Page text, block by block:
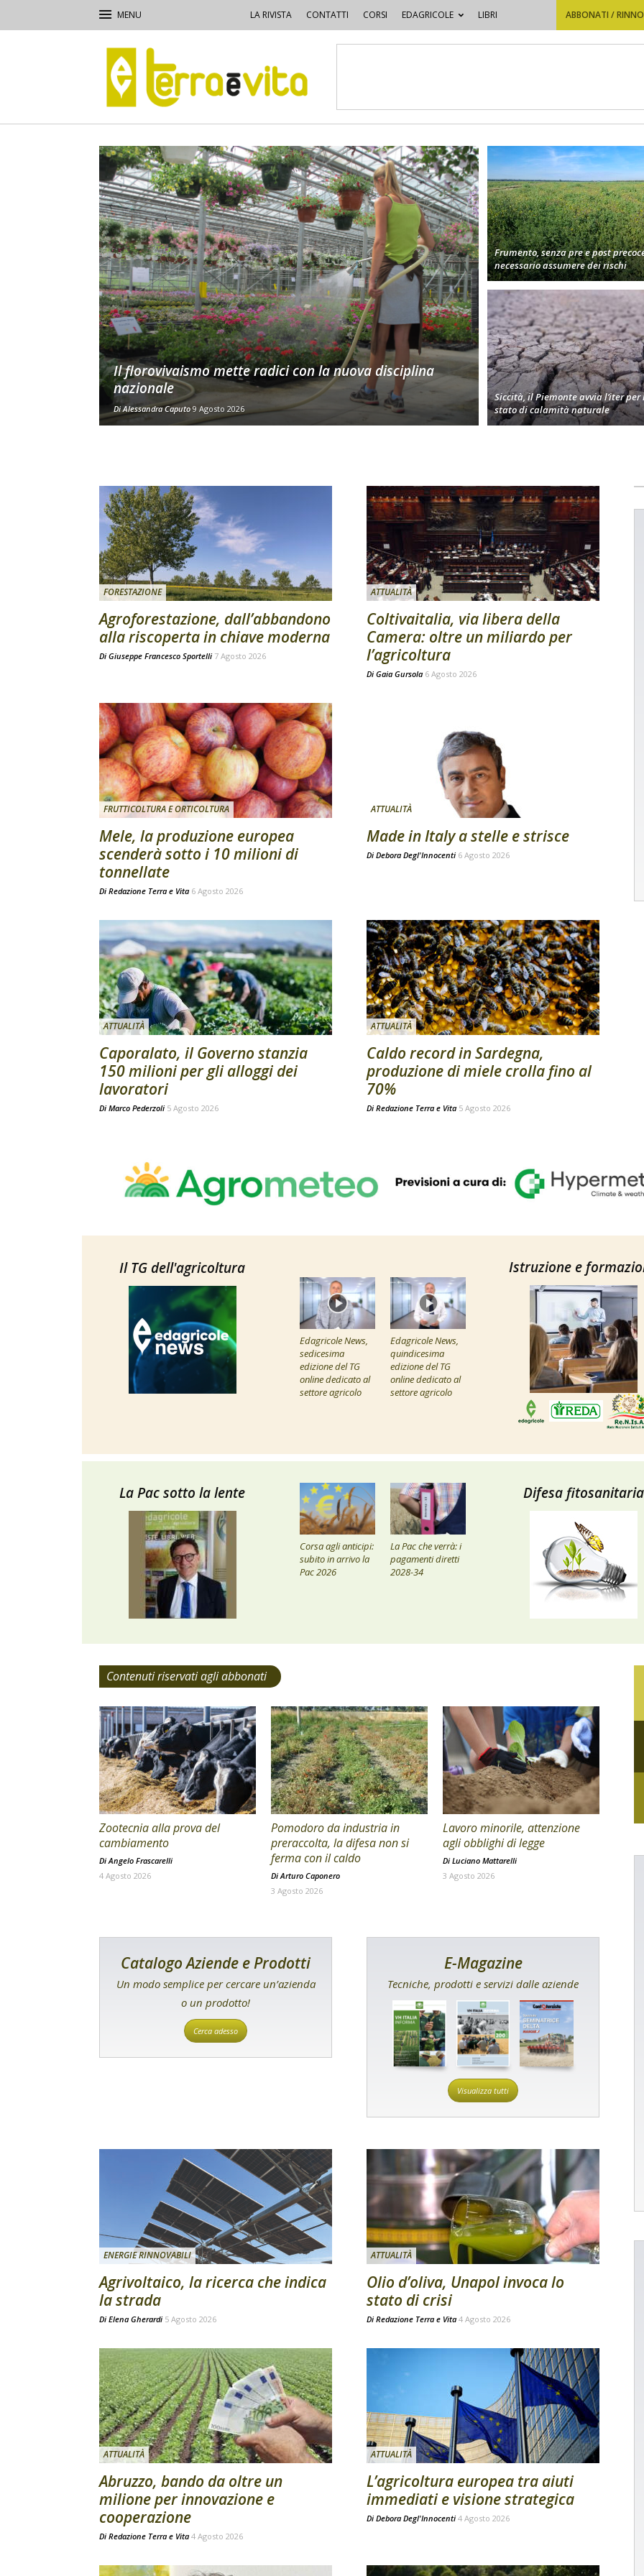
LA RIVISTA CONTATTI CORSI EDAGRICOLE LIBRI ABBONATI /
e
Vita
Il florovivaismo mette radici con la nuova disciplina
nazionale
DiAlessandra Caputo 9 Agosto 2026
Frumento, senza pre e post
necessario assumere dei rischi
Siccità, il Piemonte avvia l’iter per
stato di calamità naturale
FORESTAZIONE
Agroforestazione, dall’abbandono
alla riscoperta in chiave moderna
Di Giuseppe Francesco Sportelli 7 Agosto 2026
ATTUALITÀ
Coltivaitalia, via libera della
Camera: oltre un miliardo per
l’agricoltura
Di Gaia Gursola 6 Agosto 2026
FRUTTICOLTURA E ORTICOLTURA
Mele, la produzione europea
scenderà sotto i 10 milioni di
tonnellate
Di Redazione Terra e Vita 6 Agosto 2026
ATTUALITÀ
Made in Italy a stelle e strisce
Di Debora Degl'Innocenti 6 Agosto 2026
ATTUALITÀ
Caporalato, il Governo stanzia
150 milioni per gli alloggi dei
lavoratori
Di Marco Pederzoli 5 Agosto 2026
ATTUALITÀ
Caldo record in Sardegna,
produzione di miele crolla fino al
70%
Di Redazione Terra e Vita 5 Agosto 2026
Il TG dell'agricoltura
Edagricole News,
sedicesima
edizione del TG
online dedicato al
settore agricolo
Edagricole News,
quindicesima
edizione del TG
online dedicato al
settore agricolo
Istruzione e
La Pac sotto la lente
Corsa agli anticipi:
subito in arrivo la
Pac 2026
La Pac che verrà: i
pagamenti diretti
2028-34
Difesa fitosanitaria
Contenuti riservati agli abbonati
Zootecnia alla prova del
cambiamento
Di Angelo Frascarelli
4 Agosto 2026
Pomodoro da industria in
preraccolta, la difesa non si
ferma con il caldo
Di Arturo Caponero
3 Agosto 2026
Lavoro minorile, attenzione
agli obblighi di legge
Di Luciano Mattarelli
3 Agosto 2026
Catalogo Aziende e Prodotti
Un modo semplice per cercare un’azienda
o un prodotto!
Cerca adesso
E-Magazine
Tecniche, prodotti e servizi dalle aziende
Visualizza tutti
ENERGIE RINNOVABILI
Agrivoltaico, la ricerca che indica
la strada
Di Elena Gherardi 5 Agosto 2026
ATTUALITÀ
Olio d’oliva, Unapol invoca lo
stato di crisi
Di Redazione Terra e Vita 4 Agosto 2026
ATTUALITÀ
Abruzzo, bando da oltre un
milione per innovazione e
cooperazione
Di Redazione Terra e Vita 4 Agosto 2026
ATTUALITÀ
L’agricoltura europea tra aiuti
immediati e visione strategica
Di Debora Degl'Innocenti 4 Agosto 2026